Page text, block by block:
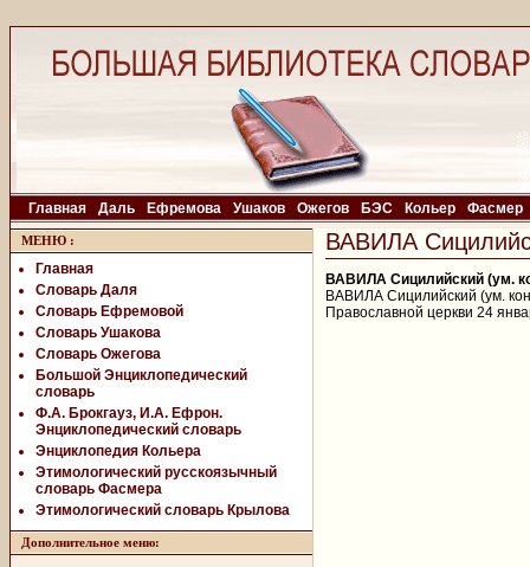
Главная Даль Ефремова Ушаков Ожегов БЭС Кольер Фасмер
МЕНЮ :
Главная
Словарь Даля
Словарь Ефремовой
Словарь Ушакова
Словарь Ожегова
Большой Энциклопедический
словарь
Ф.А. Брокгауз, И.А. Ефрон.
Энциклопедический словарь
Энциклопедия Кольера
Этимологический русскоязычный
словарь Фасмера
Этимологический словарь Крылова
Дополнительное меню:
ВАВИЛА
ВАВИЛА Сицилийский (ум.
ВАВИЛА Сицилийский (ум.
Православной церкви 24